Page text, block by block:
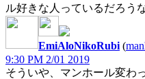
ル好きな人っているだろう
EmiAloNikoRubi (
9:30 PM 2/01 2019
そういや、マンホール変わ